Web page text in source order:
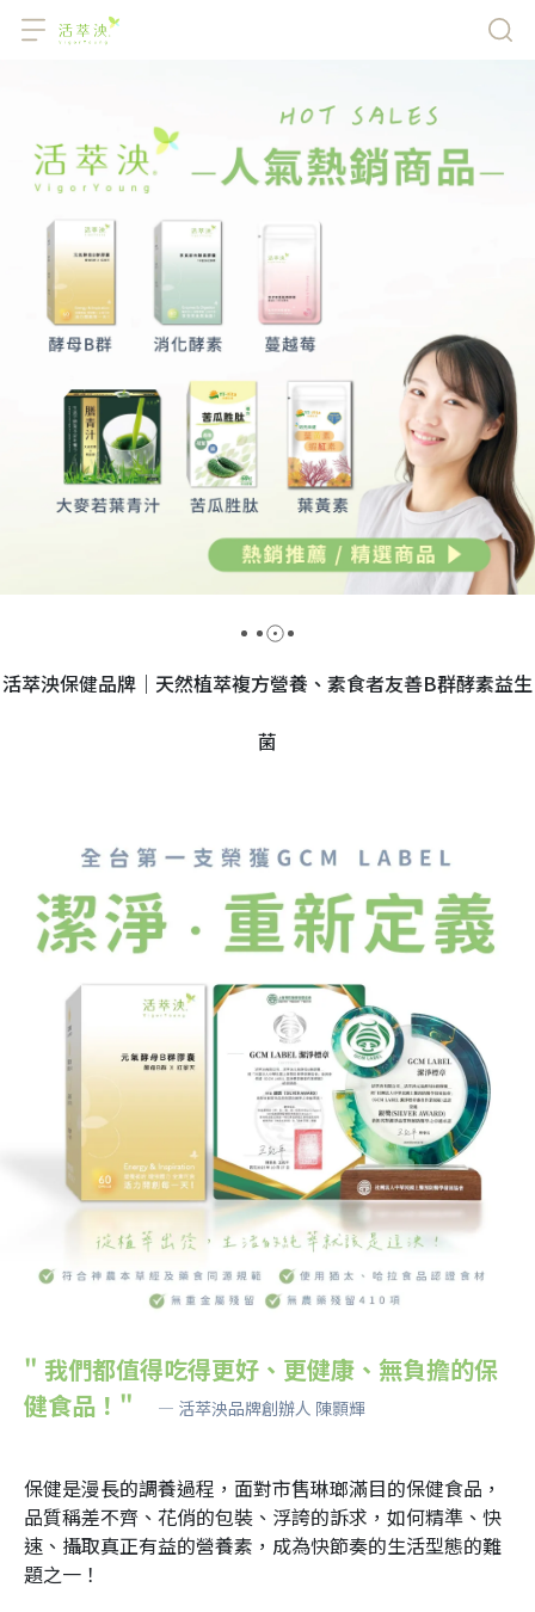
活萃泱保健品牌｜天然植萃複方營養、素食者友善B群酵素益生
菌
" 我們都值得吃得更好、更健康、無負擔的保
健食品！"
— 活萃泱品牌創辦人 陳顥輝
保健是漫長的調養過程，面對市售琳瑯滿目的保健食品，
品質稱差不齊、花俏的包裝、浮誇的訴求，如何精準、快
速、攝取真正有益的營養素，成為快節奏的生活型態的難
題之一！